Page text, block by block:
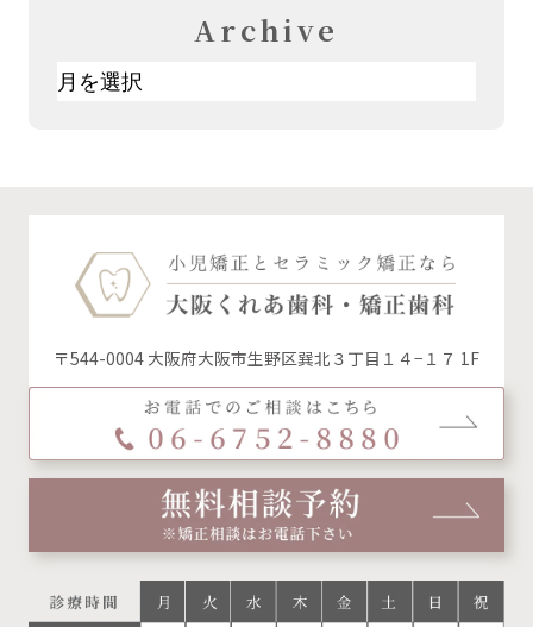
Archive
ア
〒544-0004 大阪府大阪市生野区巽北３丁目１４−１７ 1F